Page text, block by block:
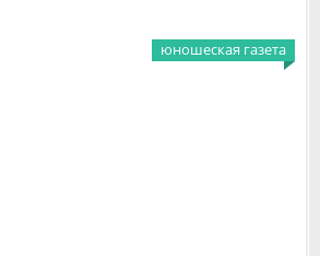
юношеская газета